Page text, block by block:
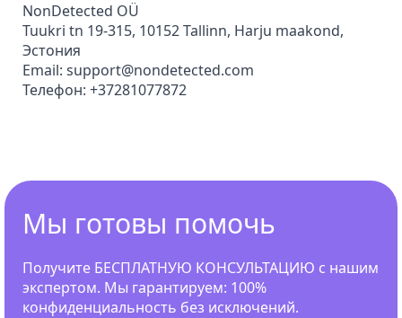
NonDetected OÜ
Tuukri tn 19-315, 10152 Tallinn, Harju maakond,
Эстония
Email: support@nondetected.com
Телефон: +37281077872
Мы готовы помочь
Получите БЕСПЛАТНУЮ КОНСУЛЬТАЦИЮ с нашим
экспертом. Мы гарантируем: 100%
конфиденциальность без исключений.